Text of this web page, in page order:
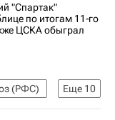
"Спартак"
по итогам 11‑го
ЦСКА обыграл
Еще 10
(РФС)